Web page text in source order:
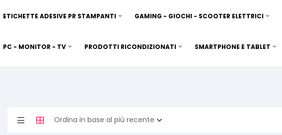
ETICHETTE ADESIVE PR STAMPANTI GAMING - GIOCHI - SCOOTER ELETTRICI
PC - MONITOR - TV PRODOTTI RICONDIZIONATI SMARTPHONE E TABLET